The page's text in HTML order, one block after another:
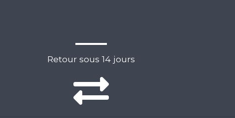
Retour sous 14 jours